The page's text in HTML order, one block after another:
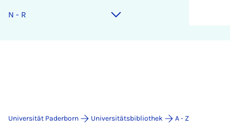
N - R
Universität Paderborn Universitätsbibliothek A - Z